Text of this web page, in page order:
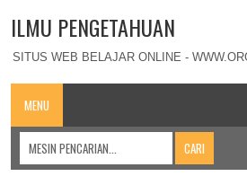
ILMU PENGETAHUAN
SITUS WEB BELAJAR ONLINE -
MENU